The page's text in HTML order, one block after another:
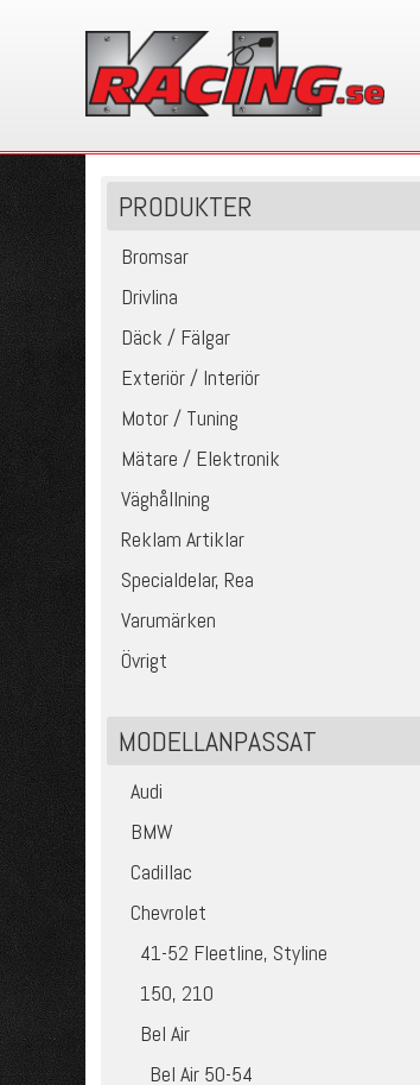
PRODUKTER
Bromsar
Drivlina
Däck / Fälgar
Exteriör / Interiör
Motor / Tuning
Mätare / Elektronik
Väghållning
Reklam Artiklar
Specialdelar, Rea
Varumärken
Övrigt
MODELLANPASSAT
Audi
BMW
Cadillac
Chevrolet
41-52 Fleetline, Styline
150, 210
Bel Air
Bel Air 50-54